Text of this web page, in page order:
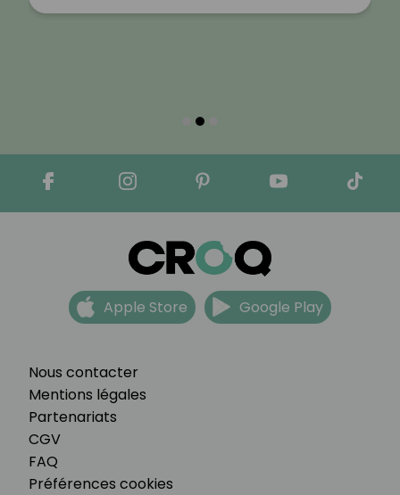
Nous contacter
Mentions légales
Partenariats
CGV
FAQ
Préférences cookies
Apple Store Google Play